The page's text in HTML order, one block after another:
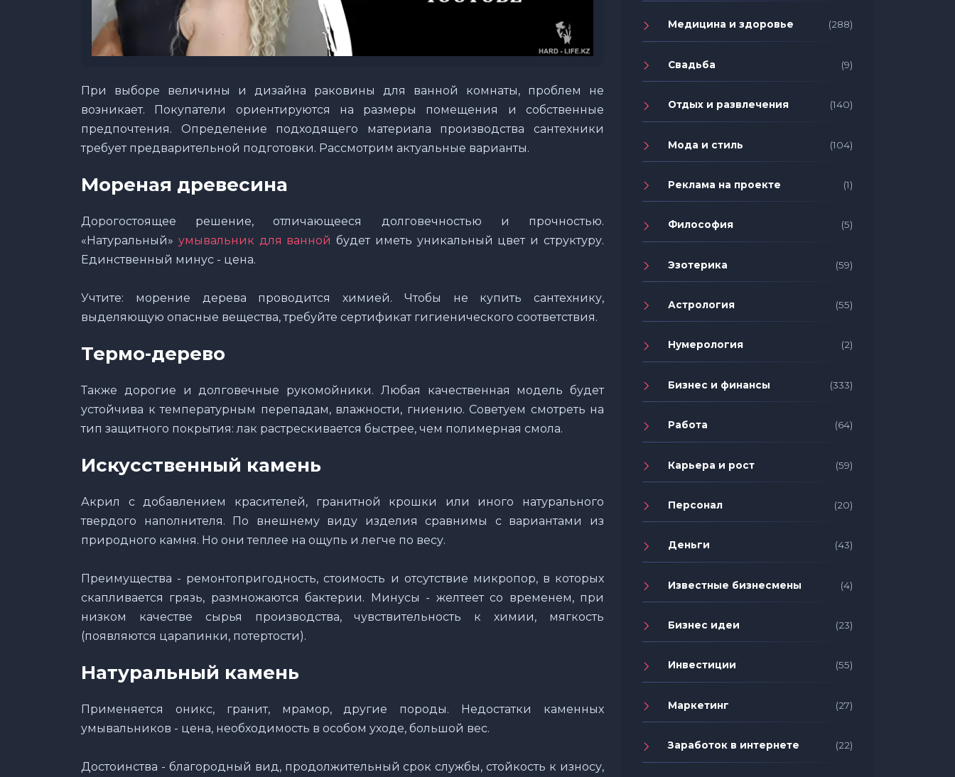
При выборе величины и дизайна раковины для ванной комнаты, проблем не
возникает. Покупатели ориентируются на размеры помещения и собственные
предпочтения. Определение подходящего материала производства сантехники
требует предварительной подготовки. Рассмотрим актуальные варианты.
Мореная древесина
Дорогостоящее решение, отличающееся долговечностью и прочностью.
«Натуральный» умывальник для ванной будет иметь уникальный цвет и структуру.
Единственный минус - цена.
Учтите: морение дерева проводится химией. Чтобы не купить сантехнику,
выделяющую опасные вещества, требуйте сертификат гигиенического соответствия.
Термо-дерево
Также дорогие и долговечные рукомойники. Любая качественная модель будет
устойчива к температурным перепадам, влажности, гниению. Советуем смотреть на
тип защитного покрытия: лак растрескивается быстрее, чем полимерная смола.
Искусственный камень
Акрил с добавлением красителей, гранитной крошки или иного натурального
твердого наполнителя. По внешнему виду изделия сравнимы с вариантами из
природного камня. Но они теплее на ощупь и легче по весу.
Преимущества - ремонтопригодность, стоимость и отсутствие микропор, в которых
скапливается грязь, размножаются бактерии. Минусы - желтеет со временем, при
низком качестве сырья производства, чувствительность к химии, мягкость
(появляются царапинки, потертости).
Натуральный камень
Применяется оникс, гранит, мрамор, другие породы. Недостатки каменных
умывальников - цена, необходимость в особом уходе, большой вес.
Достоинства - благородный вид, продолжительный срок службы, стойкость к износу,
Медицина и здоровье (288)
Свадьба (9)
Отдых и развлечения (140)
Мода и стиль (104)
Реклама на проекте (1)
Философия (5)
Эзотерика (59)
Астрология (55)
Нумерология (2)
Бизнес и финансы (333)
Работа (64)
Карьера и рост (59)
Персонал (20)
Деньги (43)
Известные бизнесмены (4)
Бизнес идеи (23)
Инвестиции (55)
Маркетинг (27)
Заработок в интернете (22)